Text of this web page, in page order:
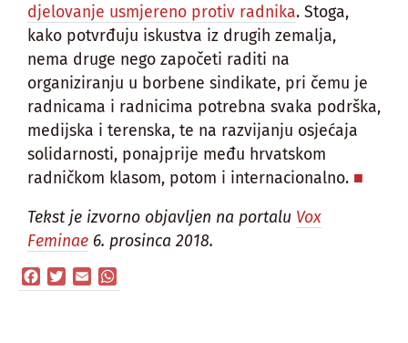
djelovanje usmjereno protiv radnika. Stoga,
kako potvrđuju iskustva iz drugih zemalja,
nema druge nego započeti raditi na
organiziranju u borbene sindikate, pri čemu je
radnicama i radnicima potrebna svaka podrška,
medijska i terenska, te na razvijanju osjećaja
solidarnosti, ponajprije među hrvatskom
radničkom klasom, potom i internacionalno.
Tekst je izvorno objavljen na portalu Vox
Feminae 6. prosinca 2018.
Facebook
TwitterEmail